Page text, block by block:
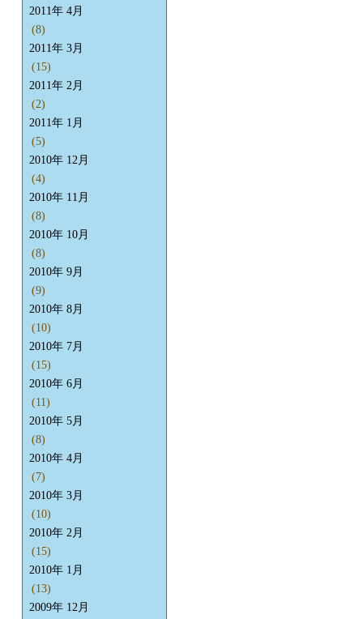
2011年 4月
(8)
2011年 3月
(15)
2011年 2月
(2)
2011年 1月
(5)
2010年 12月
(4)
2010年 11月
(8)
2010年 10月
(8)
2010年 9月
(9)
2010年 8月
(10)
2010年 7月
(15)
2010年 6月
(11)
2010年 5月
(8)
2010年 4月
(7)
2010年 3月
(10)
2010年 2月
(15)
2010年 1月
(13)
2009年 12月